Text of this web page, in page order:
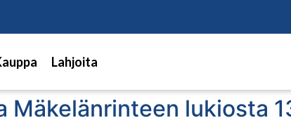
Lahjoita
lukiosta